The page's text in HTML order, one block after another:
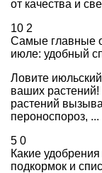
от качества и
10 2
Самые главные
июле: удобный
Ловите
ваших
растений
пероноспороз, ...
5 0
Какие
подкормок и